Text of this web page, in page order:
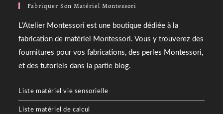
Fabriquer Son Matériel Montessori
L’Atelier Montessori est une boutique dédiée à la
fabrication de matériel Montessori. Vous y trouverez des
fournitures pour vos fabrications, des perles Montessori,
et des tutoriels dans la partie blog.
Liste matériel vie sensorielle
Liste matériel de calcul